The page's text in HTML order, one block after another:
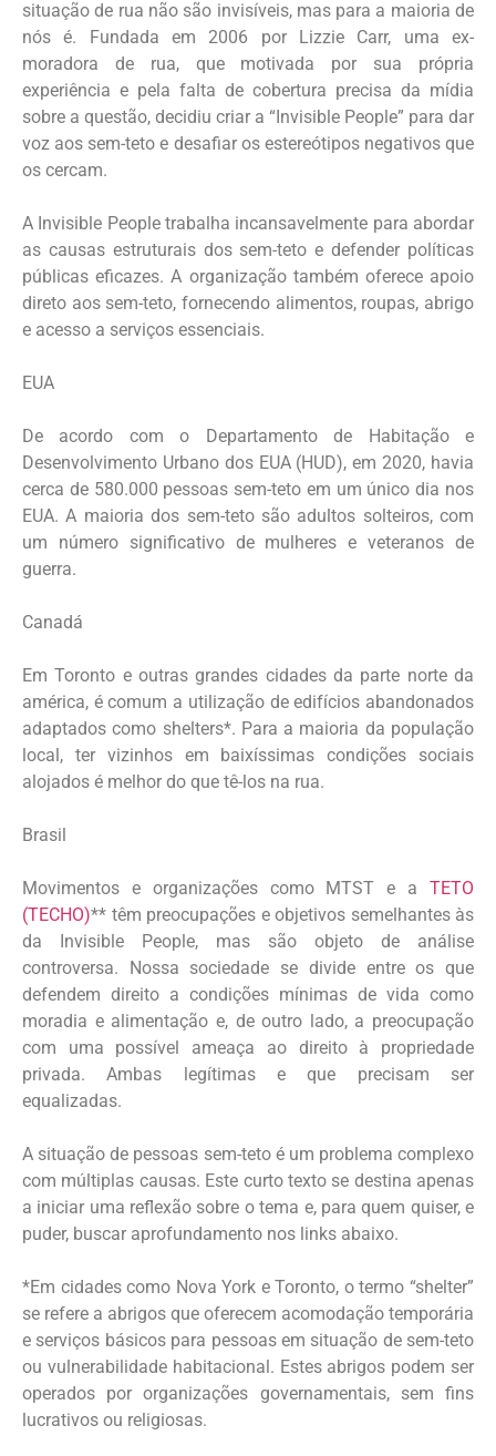
situação de rua não são invisíveis, mas para a maioria de
nós é. Fundada em 2006 por Lizzie Carr, uma ex-
moradora de rua, que motivada por sua própria
experiência e pela falta de cobertura precisa da mídia
sobre a questão, decidiu criar a “Invisible People” para dar
voz aos sem-teto e desafiar os estereótipos negativos que
os cercam.
A Invisible People trabalha incansavelmente para abordar
as causas estruturais dos sem-teto e defender políticas
públicas eficazes. A organização também oferece apoio
direto aos sem-teto, fornecendo alimentos, roupas, abrigo
e acesso a serviços essenciais.
EUA
De acordo com o Departamento de Habitação e
Desenvolvimento Urbano dos EUA (HUD), em 2020, havia
cerca de 580.000 pessoas sem-teto em um único dia nos
EUA. A maioria dos sem-teto são adultos solteiros, com
um número significativo de mulheres e veteranos de
guerra.
Canadá
Em Toronto e outras grandes cidades da parte norte da
américa, é comum a utilização de edifícios abandonados
adaptados como shelters*. Para a maioria da população
local, ter vizinhos em baixíssimas condições sociais
alojados é melhor do que tê-los na rua.
Brasil
Movimentos e organizações como MTST e a TETO
(TECHO)** têm preocupações e objetivos semelhantes às
da Invisible People, mas são objeto de análise
controversa. Nossa sociedade se divide entre os que
defendem direito a condições mínimas de vida como
moradia e alimentação e, de outro lado, a preocupação
com uma possível ameaça ao direito à propriedade
privada. Ambas legítimas e que precisam ser
equalizadas.
A situação de pessoas sem-teto é um problema complexo
com múltiplas causas. Este curto texto se destina apenas
a iniciar uma reflexão sobre o tema e, para quem quiser, e
puder, buscar aprofundamento nos links abaixo.
*Em cidades como Nova York e Toronto, o termo “shelter”
se refere a abrigos que oferecem acomodação temporária
e serviços básicos para pessoas em situação de sem-teto
ou vulnerabilidade habitacional. Estes abrigos podem ser
operados por organizações governamentais, sem fins
lucrativos ou religiosas.